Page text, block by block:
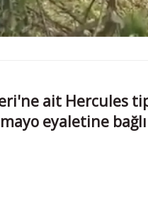
ait Hercules
eyaletine